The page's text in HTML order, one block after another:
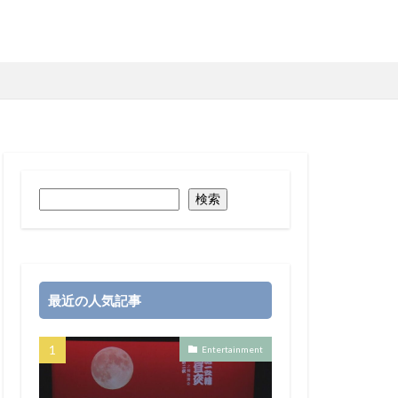
検索
最近の人気記事
Entertainment